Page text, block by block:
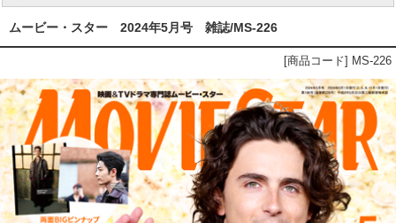
ムービー・スター 2024年5月号 雑誌/MS-226
[商品コード] MS-226